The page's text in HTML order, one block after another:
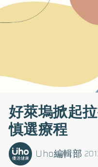
好萊塢掀起
慎選療程
Uho編輯部